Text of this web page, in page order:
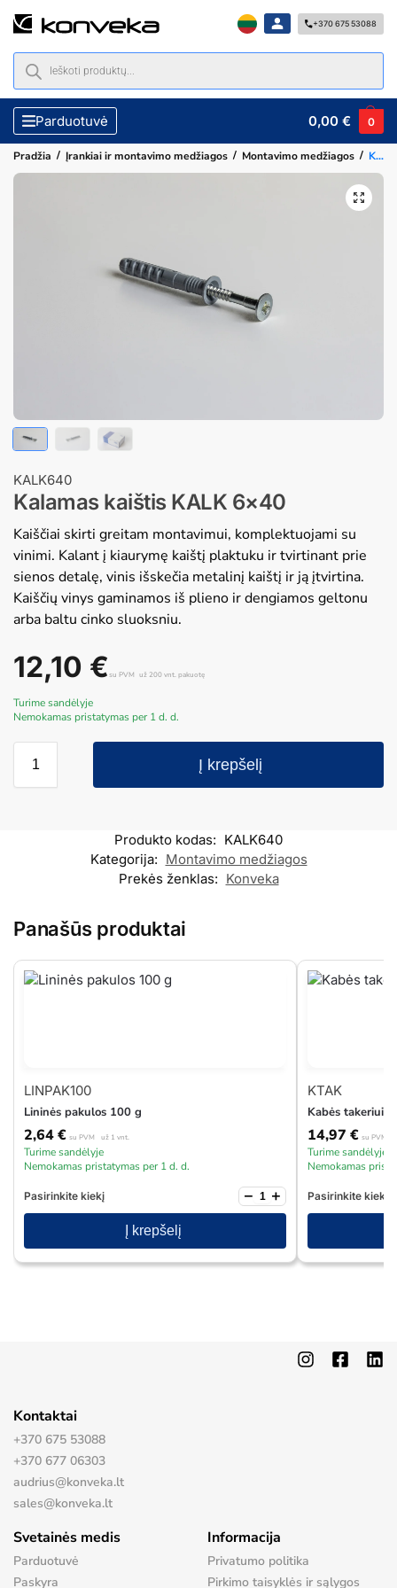
+370 675 53088
Parduotuvė 0,00€ 0
Pradžia / Įrankiai ir montavimo medžiagos / Montavimo medžiagos / Kalamas kaištis KALK 6×40
KALK640
Kalamas kaištis KALK 6×40
Kaiščiai skirti greitam montavimui, komplektuojami su
vinimi. Kalant į kiaurymę kaištį plaktuku ir tvirtinant prie
sienos detalę, vinis išskečia metalinį kaištį ir ją įtvirtina.
Kaiščių vinys gaminamos iš plieno ir dengiamos geltonu
arba baltu cinko sluoksniu.
12,10 €su PVM už 200 vnt. pakuotę
Turime sandėlyje
Nemokamas pristatymas per 1 d. d.
Į krepšelį
Produkto kodas: KALK640
Kategorija: Montavimo medžiagos
Prekės ženklas: Konveka
Panašūs produktai
LINPAK100
Lininės pakulos 100 g
2,64€ su PVM už 1 vnt.
Turime sandėlyje
Nemokamas pristatymas per 1 d. d.
Pasirinkite kiekį − +
Į krepšelį
KTAK
Kabės takeriui
14,97 € su PVM
Turime sandėlyje
Nemokamas
Pasirinkite kiekį
Kontaktai
+370 675 53088
+370 677 06303
audrius@konveka.lt
sales@konveka.lt
Svetainės medis
Parduotuvė
Paskyra
Informacija
Privatumo politika
Pirkimo taisyklės ir sąlygos